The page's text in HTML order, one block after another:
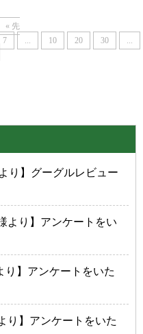
« 先
7 10 20 30
り】グーグルレビュー
より】アンケートをい
】アンケートをいた
】アンケートをいた